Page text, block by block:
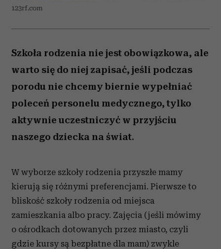
123rf.com
Szkoła rodzenia nie jest obowiązkowa, ale
warto się do niej zapisać, jeśli podczas
porodu nie chcemy biernie wypełniać
poleceń personelu medycznego, tylko
aktywnie uczestniczyć w przyjściu
naszego dziecka na świat.
W wyborze szkoły rodzenia przyszłe mamy
kierują się różnymi preferencjami. Pierwsze to
bliskość szkoły rodzenia od miejsca
zamieszkania albo pracy. Zajęcia (jeśli mówimy
o ośrodkach dotowanych przez miasto, czyli
gdzie kursy są bezpłatne dla mam) zwykle